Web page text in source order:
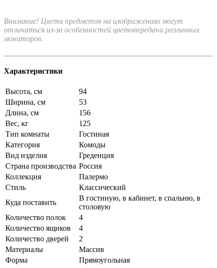
Внимание! Цвета предметов на изображениях могут
отличаться из-за особенностей цветопередачи различных
мониторов.
Характеристики
Высота, см
94
Ширина, см
53
Длина, см
156
Вес, кг
125
Тип комнаты
Гостиная
Категория
Комоды
Вид изделия
Греденция
Страна производства Россия
Коллекция
Палермо
Стиль
Классический
Куда поставить
В гостиную, в кабинет, в спальню, в
столовую
Количество полок
4
Количество ящиков
4
Количество дверей
2
Материалы
Массив
Форма
Прямоугольная